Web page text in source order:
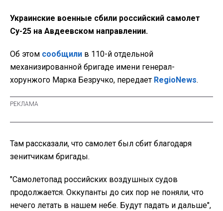
Украинские военные сбили российский самолет
Су-25 на Авдеевском направлении.
Об этом сообщили в 110-й отдельной
механизированной бригаде имени генерал-
хорунжого Марка Безручко, передает RegioNews.
Там рассказали, что самолет был сбит благодаря
зенитчикам бригады.
"Самолетопад российских воздушных судов
продолжается. Оккупанты до сих пор не поняли, что
нечего летать в нашем небе. Будут падать и дальше",